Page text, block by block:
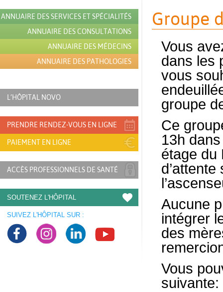
ANNUAIRE DES SERVICES ET SPÉCIALITÉS
ANNUAIRE DES CONSULTATIONS
ANNUAIRE DES MÉDECINS
ANNUAIRE DES PATHOLOGIES
L’HÔPITAL NOVO
PRENDRE RENDEZ-VOUS EN LIGNE
PAIEMENT EN LIGNE
ACCÈS PROFESSIONNELS DE SANTÉ
SOUTENEZ L'HÔPITAL
SUIVEZ L'HÔPITAL SUR :
Groupe
Vous
dans les
vous
groupe
Ce
13h
étage du
Aucune
intégrer
des
Vous
suivante: